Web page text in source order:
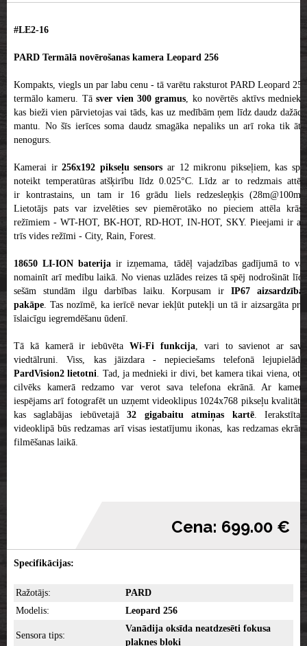
#LE2-16
PARD Termālā novērošanas kamera Leopard 256
Kompakts, viegls un par labu cenu - tā varētu raksturot PARD Leopard 256
termālo kameru. Tāsver vien 300 gramus, ko novērtēs aktīvs mednieks,
kas bieži vien pārvietojas vai tāds, kas uz medībām ņem līdz daudz dažādu
mantu. No šīs ierīces soma daudz smagāka nepaliks un arī roka tik ātri
nenogurs.
Kamerai ir256x192 pikseļu sensorsar 12 mikronu pikseļiem, kas spēj
noteikt temperatūras atšķirību līdz 0.025°C. Līdz ar to redzmais attēls
ir kontrastains, un tam ir 16 grādu liels redzesleņķis (28m@100m).
Lietotājs pats var izvelēties sev piemērotāko no pieciem attēla krāsu
režīmiem - WT-HOT, BK-HOT, RD-HOT, IN-HOT, SKY. Pieejami ir arī
trīs vides režīmi - City, Rain, Forest.
18650 LI-ION baterija ir izņemama, tādēļ vajadzības gadījumā to var
nomainīt arī medību laikā. No vienas uzlādes reizes tā spēj nodrošināt līdz
sešām stundām ilgu darbības laiku. Korpusam ir IP67 aizsardzības
pakāpe. Tas nozīmē, ka ierīcē nevar iekļūt putekļi un tā ir aizsargāta pret
īslaicīgu iegremdēšanu ūdenī.
Tā kā kamerā ir iebūvētaWi-Fi funkcija, vari to savienot ar savu
viedtālruni. Viss, kas jāizdara - nepieciešams telefonā lejupielādēt
PardVision2 lietotni. Tad, ja mednieki ir divi, bet kamera tikai viena, otrs
cilvēks kamerā redzamo var verot sava telefona ekrānā. Ar kameru
iespējams arī fotografēt un uzņemt videoklipus 1024x768 pikseļu kvalitātē,
kas saglabājas iebūvetajā32 gigabaitu atmiņas kartē. Ierakstītajā
videoklipā būs redzamas arī visas iestatījumu ikonas, kas redzamas ekrānā
filmēšanas laikā.
Cena: 699.00 €
Specifikācijas:
Ražotājs:
PARD
Modelis:
Leopard 256
Sensora tips:
Vanādija oksīda neatdzesēti fokusa
plaknes bloki